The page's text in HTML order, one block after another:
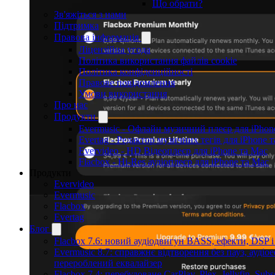
Що обрати?
Зв'яжіться з нами
Підтримка
Правова інформація
Ліцензійна угода
Політика використання файлів cookie
Політика конфіденційності
Правове повідомлення
Умови використання
Про нас
Продукти
Evermusic - Офлайн музичний плеєр для
Evertag - Редактор музичних тегів для iPhone
Evervideo - HD Відеоплеєр для iPhone та Mac
Flacbox - Hi-Res аудіоплеєр для iPhone та Mac
Evervideo
Evermusic
Flacbox
Evertag
Блог
Flacbox 7.6: новий аудіодвигун BASS, ефекти, DSP
Evermusic 8.7: справжнє відтворення без пауз,
перероблений еквалайзер